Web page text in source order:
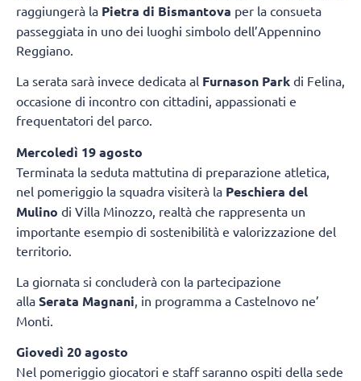
raggiungerà la Pietra di Bismantova per la consueta
passeggiata in uno dei luoghi simbolo dell’Appennino
Reggiano.
La serata sarà invece dedicata al Furnason Park di Felina,
occasione di incontro con cittadini, appassionati e
frequentatori del parco.
Mercoledì 19 agosto
Terminata la seduta mattutina di preparazione atletica,
nel pomeriggio la squadra visiterà la Peschiera del
Mulino di Villa Minozzo, realtà che rappresenta un
importante esempio di sostenibilità e valorizzazione del
territorio.
La giornata si concluderà con la partecipazione
alla Serata Magnani , in programma a Castelnovo ne’
Monti.
Giovedì 20 agosto
Nel pomeriggio giocatori e staff saranno ospiti della sede